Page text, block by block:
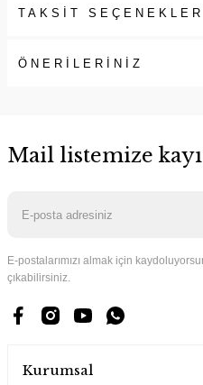
TAKSİT
ÖNERİLERİNİZ
Mail listemize
E-postalarımızı almak için
çıkabilirsiniz.
Kurumsal